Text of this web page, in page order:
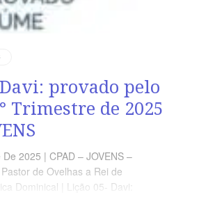
provado pelo
Trimestre de 2025
2025 | CPAD – JOVENS –
de Ovelhas a Rei de
Dominical | Lição 05- Davi: